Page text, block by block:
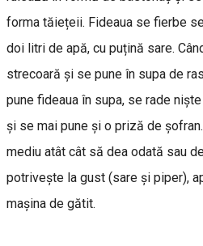
forma tăiețeii. Fideaua se fierbe
doi litri de apă, cu puțină sare.
strecoară și se pune în supa de
pune fideaua în supa, se rade
și se mai pune și o priză de
mediu atât cât să dea odată sau
potrivește la gust (sare și piper),
mașina de gătit.